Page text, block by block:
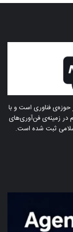
حوزه‌ی فناوری است و با
در زمینه‌ی فن‌آوری‌های
ثبت شده است.